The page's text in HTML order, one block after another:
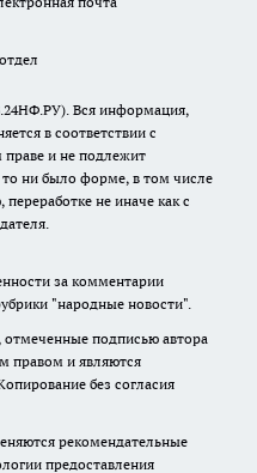
Вся информация,
в соответствии с
праве и не подлежит
ни было форме, в том числе
не иначе как с
за комментарии
"народные новости".
отмеченные подписью автора
правом и являются
без согласия
рекомендательные
предоставления